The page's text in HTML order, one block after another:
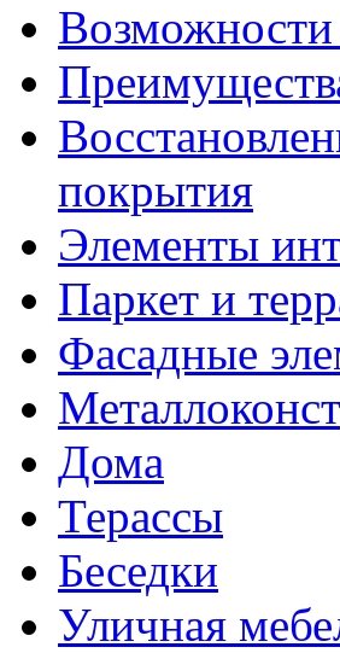
Возможности
покрытия
Элементы
Паркет и
Фасадные
Дома
Терассы
Беседки
Уличная